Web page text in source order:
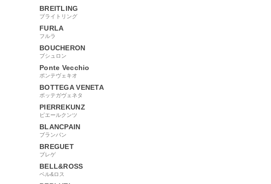
BREITLING
ブライトリング
FURLA
フルラ
BOUCHERON
ブシュロン
Ponte Vecchio
ポンテヴェキオ
BOTTEGA VENETA
ボッテガヴェネタ
PIERREKUNZ
ピエールクンツ
BLANCPAIN
ブランパン
BREGUET
ブレゲ
BELL&ROSS
ベル&ロス